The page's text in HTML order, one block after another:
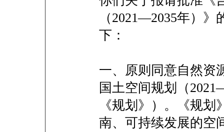
（2021—2035年）
下：
一、原则同意自然资
国土空间规划（
《规划》）。《规
南、可持续发展的空